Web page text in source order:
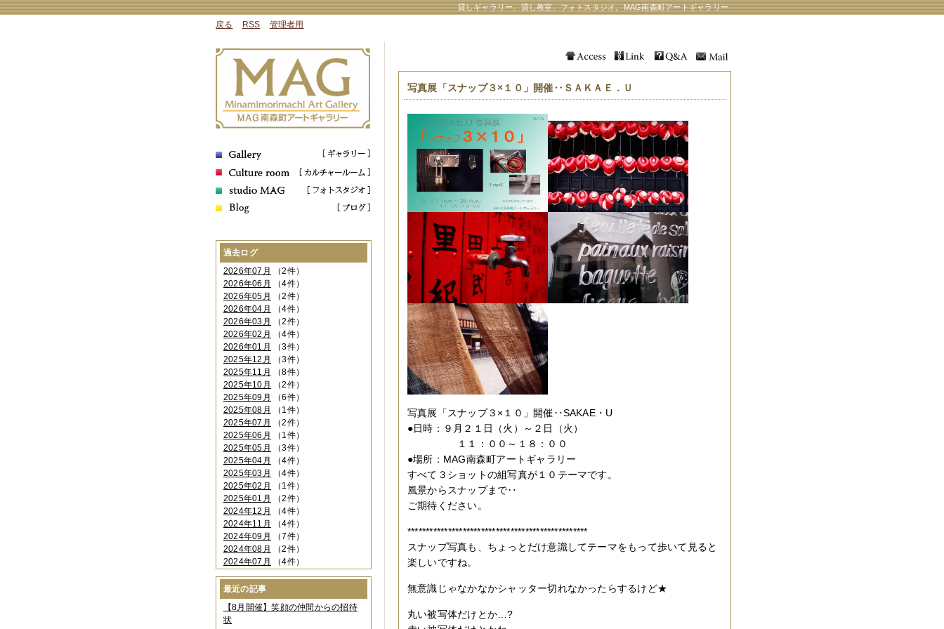
貸しギャラリー、貸し教室、フォトスタジオ。MAG南森町アートギャラリー
戻る RSS 管理者用
写真展「スナップ３×１０」開催‥ＳＡＫＡＥ．Ｕ
写真展「スナップ３×１０」開催‥SAKAE・U
●日時：９月２１日（火）～２日（火）
１１：００～１８：００
●場所：MAG南森町アートギャラリー
すべて３ショットの組写真が１０テーマです。
風景からスナップまで‥
ご期待ください。
*************************************************
スナップ写真も、ちょっとだけ意識してテーマをもって歩いて見ると
楽しいですね。
無意識じゃなかなかシャッター切れなかったらするけど★
丸い被写体だけとか…?
過去ログ
2026年07月
（2件）
2026年06月
（4件）
2026年05月
（2件）
2026年04月
（4件）
2026年03月
（2件）
2026年02月
（4件）
2026年01月
（3件）
2025年12月
（3件）
2025年11月
（8件）
2025年10月
（2件）
2025年09月
（6件）
2025年08月
（1件）
2025年07月
（2件）
2025年06月
（1件）
2025年05月
（3件）
2025年04月
（4件）
2025年03月
（4件）
2025年02月
（1件）
2025年01月
（2件）
2024年12月
（4件）
2024年11月
（4件）
2024年09月
（7件）
2024年08月
（2件）
2024年07月
（4件）
2024年06月（4件）
2024年04月
2024年03月（3件）
2024年02月（2件）
2023年12月
最近の記事
【8月開催】笑顔の仲間からの招待
状